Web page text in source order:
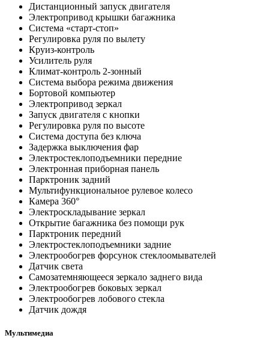
Дистанционный запуск двигателя
Электропривод крышки багажника
Система «старт-стоп»
Регулировка руля по вылету
Круиз-контроль
Усилитель руля
Климат-контроль 2-зонный
Система выбора режима движения
Бортовой компьютер
Электропривод зеркал
Запуск двигателя с кнопки
Регулировка руля по высоте
Система доступа без ключа
Задержка выключения фар
Электростеклоподъемники передние
Электронная приборная панель
Парктроник задний
Мультифункциональное рулевое колесо
Камера 360°
Электроскладывание зеркал
Открытие багажника без помощи рук
Парктроник передний
Электростеклоподъемники задние
Электрообогрев форсунок стеклоомывателей
Датчик света
Самозатемняющееся зеркало заднего вида
Электрообогрев боковых зеркал
Электрообогрев лобового стекла
Датчик дождя
Мультимедиа